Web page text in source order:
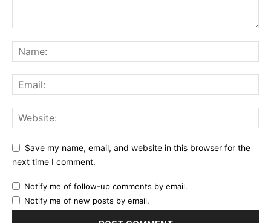
Save my name, email, and website in this browser for the
next time I comment.
Notify me of follow-up comments by email.
Notify me of new posts by email.